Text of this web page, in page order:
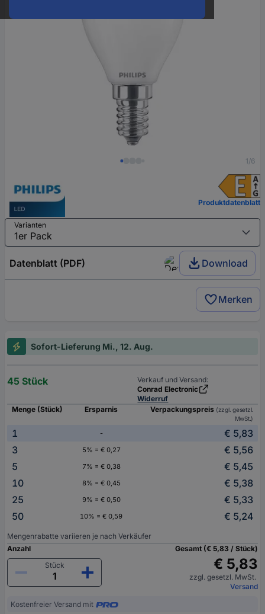
1/6
Produktdatenblatt
Varianten
Datenblatt (PDF) Download
Merken
Sofort-Lieferung Mi., 12. Aug.
45 Stück
Verkauf und Versand:
Conrad Electronic
Widerruf
Menge (Stück)
Ersparnis Verpackungspreis (zzgl. gesetzl.
MwSt.)
1 -
€ 5,83
3
5% = € 0,27
€ 5,56
5
7% = € 0,38
€ 5,45
10
8% = € 0,45
€ 5,38
25
9% = € 0,50
€ 5,33
50
10% = € 0,59 € 5,24
Mengenrabatte variieren je nach Verkäufer
Anzahl
Stück
Gesamt (€ 5,83 / Stück)
€ 5,83
zzgl. gesetzl. MwSt.
Versand
Kostenfreier Versand mit